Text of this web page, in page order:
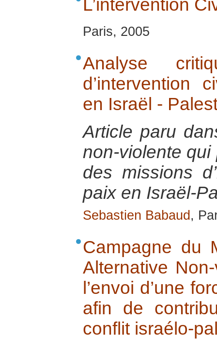
L’intervention
Paris, 2005
Analyse
d’intervention
en Israël -
Article paru
non-violente
des missions
paix en Israël-
Sebastien Babaud ,
Campagne du
Alternative
l’envoi d’une
afin de
conflit israélo-